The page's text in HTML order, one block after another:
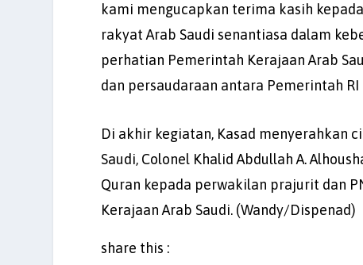
kami mengucapkan terima kasih
rakyat Arab Saudi senantiasa dalam
perhatian Pemerintah Kerajaan Arab
dan persaudaraan antara Pemerintah
Di akhir kegiatan, Kasad menyerahkan
Saudi, Colonel Khalid Abdullah A.
Quran kepada perwakilan prajurit dan
Kerajaan Arab Saudi. (Wandy/Dispenad)
share this :